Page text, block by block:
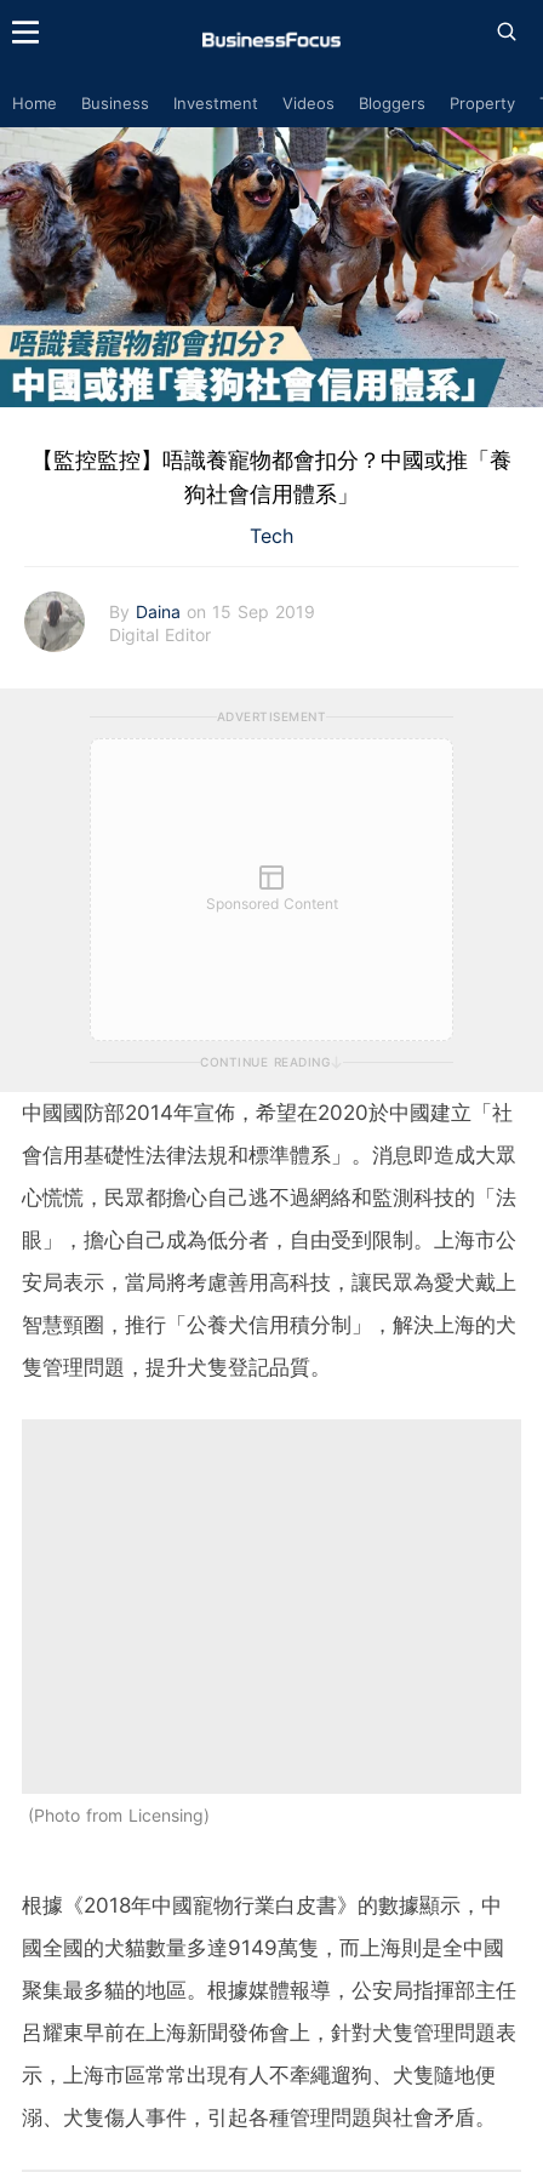
Home Business Investment Videos Bloggers Property
【監控監控】唔識養寵物都會扣分？中國或推「養
狗社會信用體系」
Tech
By Daina on 15 Sep 2019
Digital Editor
ADVERTISEMENT
Sponsored Content
CONTINUE READING
中國國防部2014年宣佈，希望在2020於中國建立「社
會信用基礎性法律法規和標準體系」。消息即造成大眾
心慌慌，民眾都擔心自己逃不過網絡和監測科技的「法
眼」，擔心自己成為低分者，自由受到限制。上海市公
安局表示，當局將考慮善用高科技，讓民眾為愛犬戴上
智慧頸圈，推行「公養犬信用積分制」，解決上海的犬
隻管理問題，提升犬隻登記品質。
Photo from Licensing
根據《2018年中國寵物行業白皮書》的數據顯示，中
國全國的犬貓數量多達9149萬隻，而上海則是全中國
聚集最多貓的地區。根據媒體報導，公安局指揮部主任
呂耀東早前在上海新聞發佈會上，針對犬隻管理問題表
示，上海市區常常出現有人不牽繩遛狗、犬隻隨地便
溺、犬隻傷人事件，引起各種管理問題與社會矛盾。